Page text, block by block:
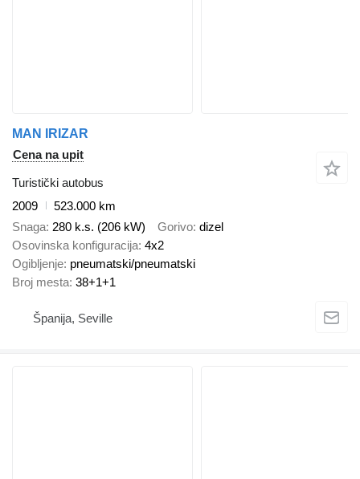
MAN IRIZAR
Cena na upit
Turistički autobus
2009
523.000 km
Snaga 280 k.s. (206 kW) Gorivo dizel
Osovinska konfiguracija 4x2
Ogibljenje pneumatski/pneumatski
Broj mesta 38+1+1
Španija, Seville